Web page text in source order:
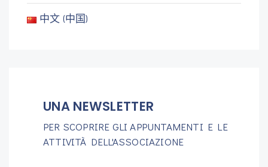
中文 (中国)
UNA NEWSLETTER
PER SCOPRIRE GLI APPUNTAMENTI E LE
ATTIVITÀ DELL'ASSOCIAZIONE